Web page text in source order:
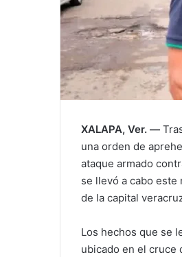
XALAPA, Ver. —
una orden de
ataque armado
se llevó a cabo este
de la capital
Los hechos que se
ubicado en el cruce